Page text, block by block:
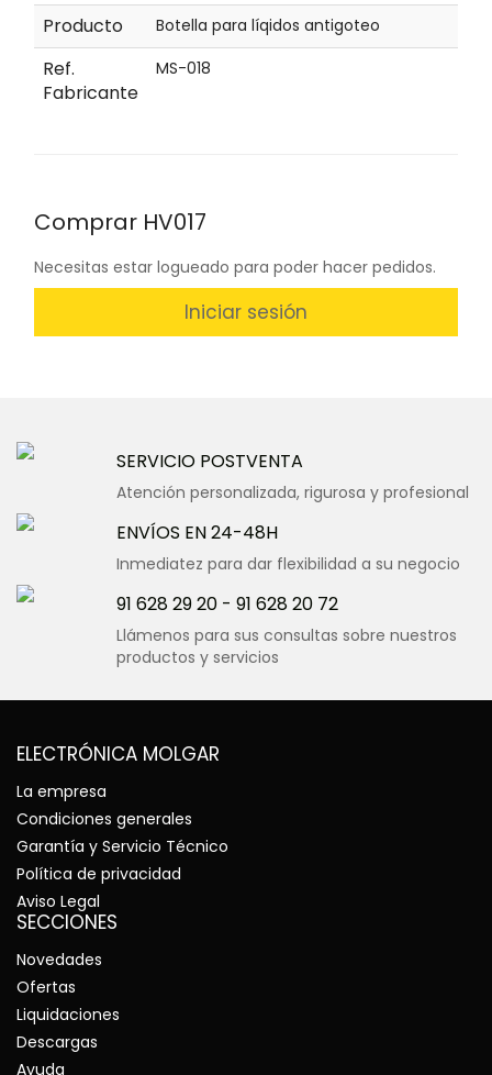
Producto Botella para líqidos antigoteo
Ref.
Fabricante
MS-018
Comprar HV017
Necesitas estar logueado para poder hacer pedidos.
Iniciar sesión
SERVICIO POSTVENTA
Atención personalizada, rigurosa y profesional
ENVÍOS EN 24-48H
Inmediatez para dar flexibilidad a su negocio
91 628 29 20- 91 628 20 72
Llámenos para sus consultas sobre nuestros
productos y servicios
ELECTRÓNICA MOLGAR
La empresa
Condiciones generales
Garantía y Servicio Técnico
Política de privacidad
Aviso Legal
SECCIONES
Novedades
Ofertas
Liquidaciones
Descargas
Ayuda